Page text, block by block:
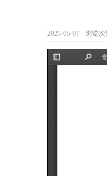
2026-05-07 浏览次